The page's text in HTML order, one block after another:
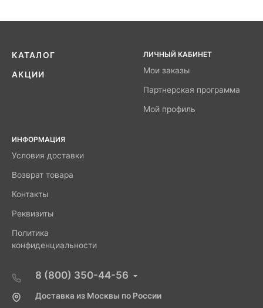
КАТАЛОГ
АКЦИИ
ЛИЧНЫЙ КАБИНЕТ
Мои заказы
Партнерская программа
Мой профиль
ИНФОРМАЦИЯ
Условия доставки
Возврат товара
Контакты
Реквизиты
Политика
конфиденциальности
8 (800) 350-44-56
Доставка из Москвы по России